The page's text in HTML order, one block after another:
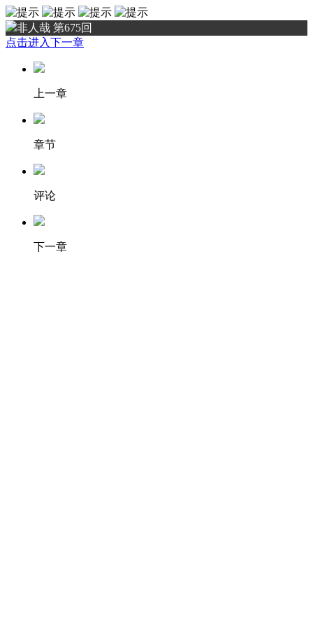
非人哉 第675回
点击进入下一章
上一章
章节
评论
下一章